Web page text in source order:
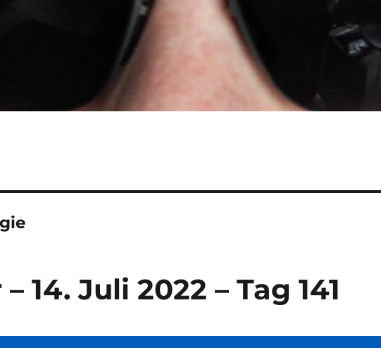
14. Juli 2022 – Tag 141